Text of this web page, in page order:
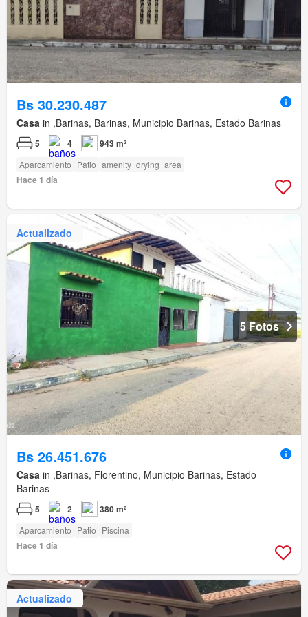
Bs 30.230.487
Casa in ,Barinas, Barinas, Municipio Barinas, Estado Barinas
5 4 943 m²
Aparcamiento Patio amenity_drying_area
Hace 1 día
Actualizado
5 Fotos
Bs 26.451.676
Casa in ,Barinas, Florentino, Municipio Barinas, Estado
Barinas
5 2 380 m²
Aparcamiento Patio Piscina
Hace 1 día
Actualizado